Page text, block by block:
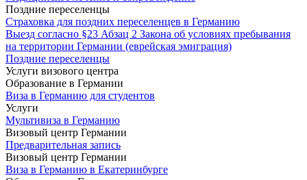
Поздние переселенцы
Страховка для поздних переселенцев в Германию
Выезд согласно §23 Абзац 2 Закона об условиях пребывания
на территории Германии (еврейская эмиграция)
Поздние переселенцы
Услуги визового центра
Образование в Германии
Виза в Германию для студентов
Услуги
Мультивиза в Германию
Визовый центр Германии
Предварительная запись
Визовый центр Германии
Виза в Германию в Екатеринбурге